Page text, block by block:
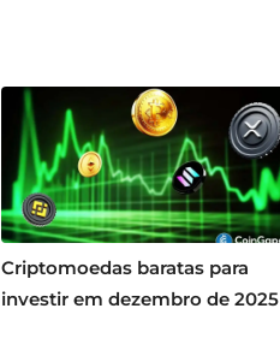
Criptomoedas baratas para
investir em dezembro de 2025